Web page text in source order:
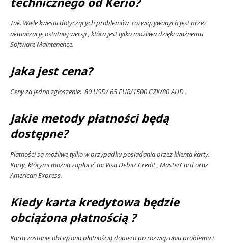
Tak. Wiele kwestii dotyczących problemów rozwiązywanych jest przez
aktualizację ostatniej wersji , która jest tylko możliwa dzięki ważnemu
Software Maintenence.
Jaka jest cena?
Ceny za jedno zgłoszenie: 80 USD/ 65 EUR/1500 CZK/80 AUD .
Jakie metody płatności będą
dostępne?
Płatności są możliwe tylko w przypadku posiadania przez klienta karty.
Karty, którymi można zapłacić to: Visa Debit/ Credit , MasterCard oraz
American Express.
Kiedy karta kredytowa będzie
obciążona płatnością ?
Karta zostanie obciążona płatnością dopiero po rozwiązaniu problemu i